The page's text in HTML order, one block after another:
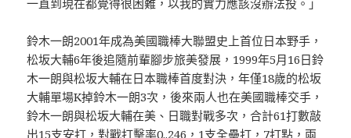
一直到現在都覺得很困難，以我的實力應該沒辦法投。」
鈴木一朗2001年成為美國職棒大聯盟史上首位日本野手，
松坂大輔6年後追隨前輩腳步旅美發展，1999年5月16日鈴
木一朗與松坂大輔在日本職棒首度對決，年僅18歲的松坂
大輔單場K掉鈴木一朗3次，後來兩人也在美國職棒交手，
鈴木一朗與松坂大輔在美、日職對戰多次，合計61打數敲
出15支安打，對戰打擊率0..246，1支全壘打，7打點，兩